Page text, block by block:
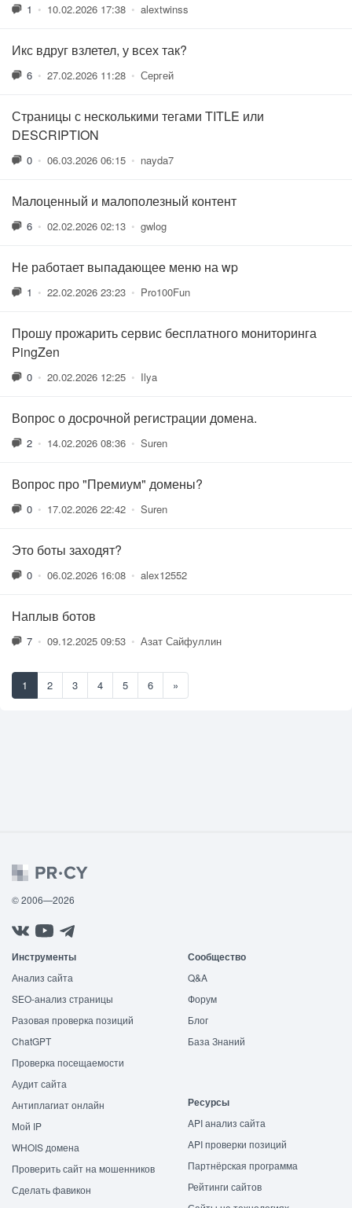
1 • 10.02.2026 17:38 • alextwinss
Икс вдруг взлетел, у всех так?
6 • 27.02.2026 11:28 • Сергей
Страницы с несколькими тегами TITLE или
DESCRIPTION
0 • 06.03.2026 06:15 • nayda7
Малоценный и малополезный контент
6 • 02.02.2026 02:13 • gwlog
Не работает выпадающее меню на wp
1 • 22.02.2026 23:23 • Pro100Fun
Прошу прожарить сервис бесплатного мониторинга
PingZen
0 • 20.02.2026 12:25 • Ilya
Вопрос о досрочной регистрации домена.
2 • 14.02.2026 08:36 • Suren
Вопрос про "Премиум" домены?
0 • 17.02.2026 22:42 • Suren
Это боты заходят?
0 • 06.02.2026 16:08 • alex12552
Наплыв ботов
7 • 09.12.2025 09:53 • Азат Сайфуллин
1 2 3 4 5 6 »
© 2006—2026
Инструменты
Анализ сайта
SEO-анализ страницы
Разовая проверка позиций
ChatGPT
Проверка посещаемости
Аудит сайта
Антиплагиат онлайн
Мой IP
WHOIS домена
Проверить сайт на мошенников
Сделать фавикон
Сообщество
Q&A
Форум
Блог
База Знаний
Ресурсы
API анализ сайта
API проверки позиций
Партнёрская программа
Рейтинги сайтов